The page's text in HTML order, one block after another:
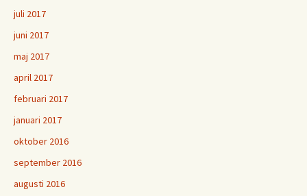
juli 2017
juni 2017
maj 2017
april 2017
februari 2017
januari 2017
oktober 2016
september 2016
augusti 2016